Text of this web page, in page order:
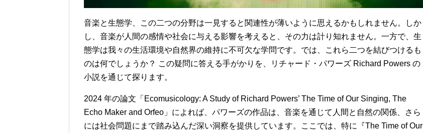
音楽と生態学、この二つの分野は一見すると関連性が薄いように思えるかもしれません。しか
し、音楽が人間の感情や社会に与える影響を考えると、その力は計り知れません。一方で、生
態学は我々の生活環境や自然界の維持に不可欠な学問です。では、これら二つを結びつけるも
のは何でしょうか？ この疑問に答える手がかりを、リチャード・パワーズ Richard Powers の
小説を通じて探ります。
2024 年の論文「Ecomusicology: A Study of Richard Powers’ The Time of Our Singing, The
Echo Maker and Orfeo」によれば、パワーズの作品は、音楽を通じて人間と自然の関係、さら
には社会問題にまで踏み込んだ深い洞察を提供しています。ここでは、特に『The Time of Our